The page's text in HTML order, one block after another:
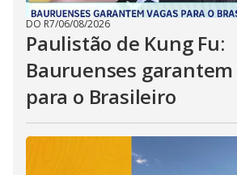
DO R7/06/08/2026
Paulistão de Kung Fu:
Bauruenses garantem
para o Brasileiro